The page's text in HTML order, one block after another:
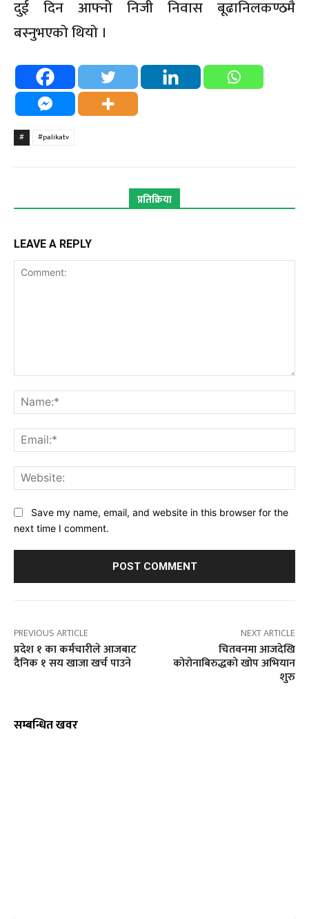
दुई दिन आफ्नो निजी निवास बूढानिलकण्ठमै
बस्नुभएको थियो ।
# #palikatv
प्रतिक्रिया
LEAVE A REPLY
Save my name, email, and website in this browser for the
next time I comment.
PREVIOUS ARTICLE
प्रदेश १ का कर्मचारीले आजबाट
दैनिक १ सय खाजा खर्च पाउने
NEXT ARTICLE
चितवनमा आजदेखि
कोरोनाबिरुद्धको खोप अभियान
शुरु
सम्बन्धित खवर